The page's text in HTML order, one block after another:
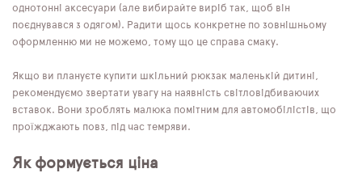
однотонні аксесуари (але вибирайте виріб так, щоб він
поєднувався з одягом). Радити щось конкретне по зовнішньому
оформленню ми не можемо, тому що це справа смаку.
Якщо ви плануєте купити шкільний рюкзак маленькій дитині,
рекомендуємо звертати увагу на наявність світловідбиваючих
вставок. Вони зроблять малюка помітним для автомобілістів, що
проїжджають повз, під час темряви.
Як формується ціна